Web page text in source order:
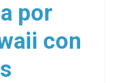
por
con